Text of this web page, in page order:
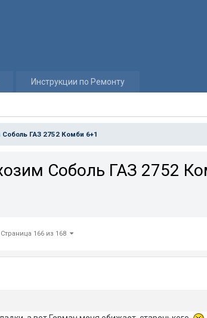
Инструкции по Ремонту
ГАЗ 2752 Комби 6+1
Соболь ГАЗ 2752
Страница 166 из 168